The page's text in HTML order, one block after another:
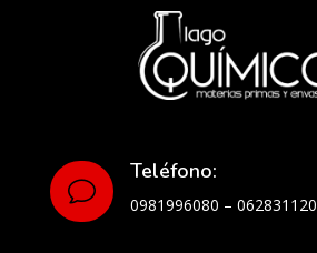
v
Teléfono:
0981996080 – 062831120